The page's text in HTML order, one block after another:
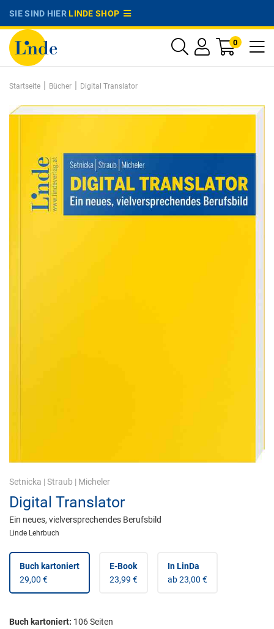
SIE SIND HIERLINDE SHOP
0
Startseite | Bücher | Digital Translator
Setnicka | Straub | Micheler
Digital Translator
Ein neues, vielversprechendes Berufsbild
Linde Lehrbuch
Buch kartoniert
29,00 €
E-Book
23,99 €
In LinDa
ab 23,00 €
Buch kartoniert: 106Seiten